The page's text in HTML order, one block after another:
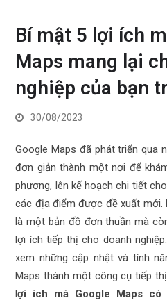
Bí mật 5 lợi ích
Maps mang lại
nghiệp của bạn
30/08/2023
Google Maps đã phát triển qua
đơn giản thành một nơi để
phương, lên kế hoạch chi tiết
các địa điểm được đề xuất mới.
là một bản đồ đơn thuần mà
lợi ích tiếp thị cho doanh
xem những cập nhật và tính
Maps thành một công cụ tiếp
lợi ích mà Google Maps có